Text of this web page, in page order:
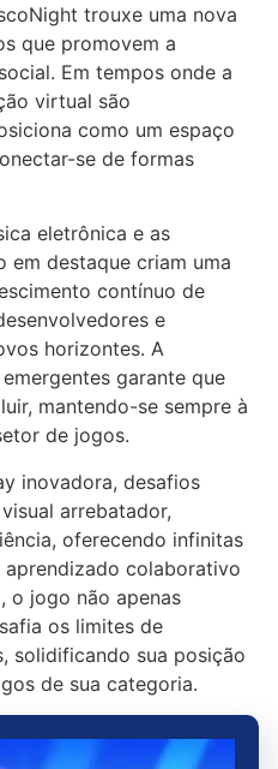
trouxe uma nova
que promovem a
Em tempos onde a
virtual são
como um espaço
se de formas
eletrônica e as
em destaque criam uma
contínuo de
e
horizontes. A
garante que
mantendo-se sempre à
de jogos.
inovadora, desafios
arrebatador,
oferecendo infinitas
colaborativo
o jogo não apenas
os limites de
solidificando sua posição
de sua categoria.